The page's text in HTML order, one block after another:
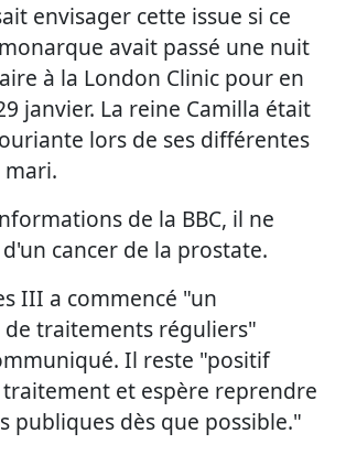
envisager cette issue si ce
avait passé une nuit
à la London Clinic pour en
janvier. La reine Camilla était
lors de ses différentes
mari.
de la BBC, il ne
cancer de la prostate.
III a commencé "un
traitements réguliers"
Il reste "positif
et espère reprendre
publiques dès que possible."